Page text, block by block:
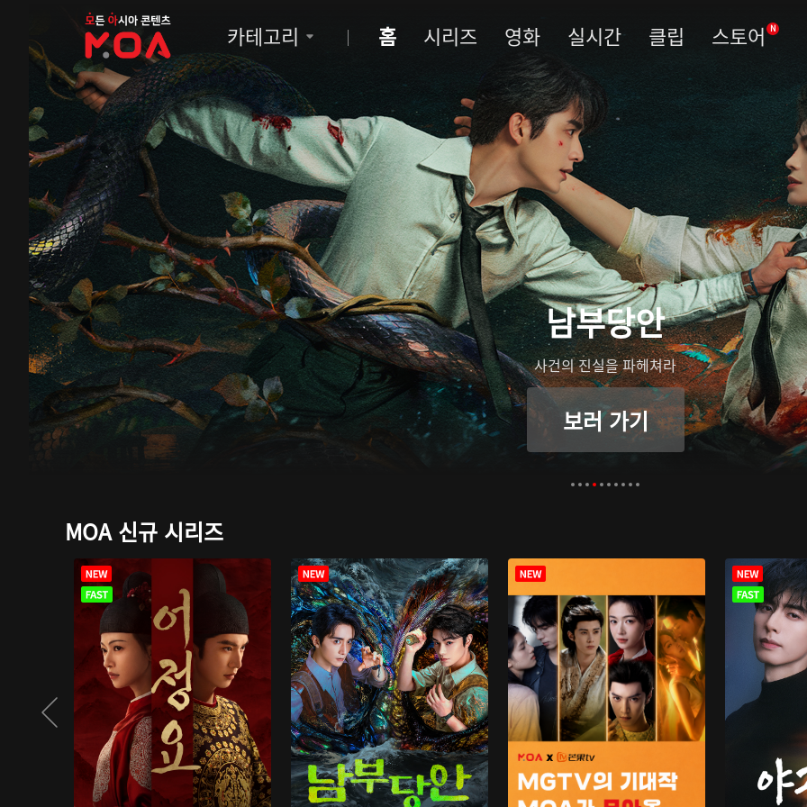
MOA
카테고리 홈 시리즈 영화 실시간 클립 스토어 N
남부당안
사건의 진실을 파헤쳐라
보러 가기
MOA 신규 시리즈